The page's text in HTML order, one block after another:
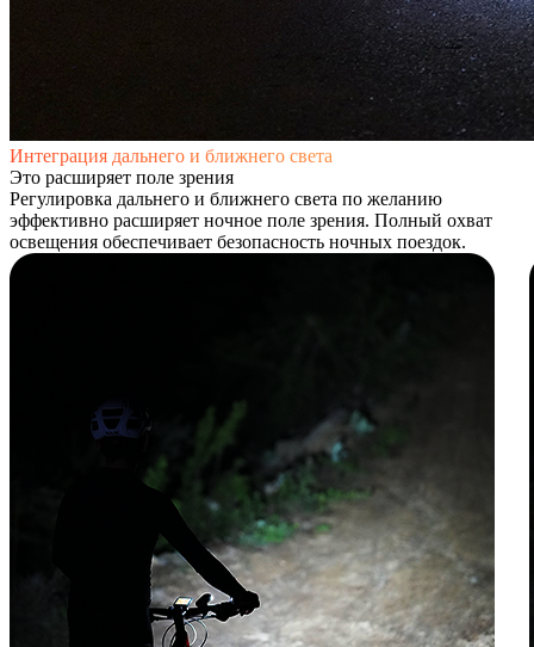
Интеграция дальнего и ближнего света
Это расширяет поле зрения
Регулировка дальнего и ближнего света по желанию
эффективно расширяет ночное поле зрения. Полный охват
освещения обеспечивает безопасность ночных поездок.